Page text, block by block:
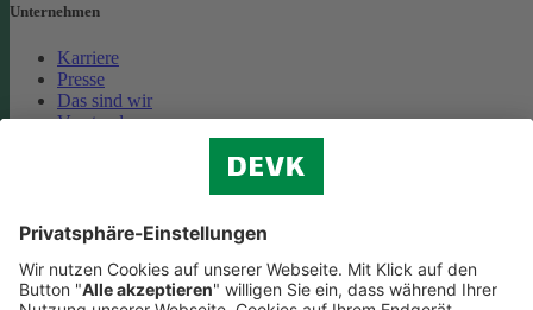
Unternehmen
Karriere
Presse
Das sind wir
Vorstand
Unternehmensberichte
Nachhaltigkeit